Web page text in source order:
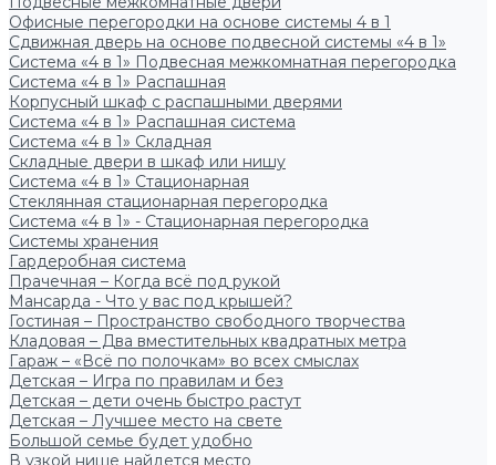
Офисные перегородки на основе системы 4 в 1
Сдвижная дверь на основе подвесной системы «4 в 1»
Система «4 в 1» Подвесная межкомнатная перегородка
Система «4 в 1» Распашная
Корпусный шкаф с распашными дверями
Система «4 в 1» Распашная система
Система «4 в 1» Складная
Складные двери в шкаф или нишу
Система «4 в 1» Стационарная
Стеклянная стационарная перегородка
Система «4 в 1» - Стационарная перегородка
Системы хранения
Гардеробная система
Прачечная – Когда всё под рукой
Мансарда - Что у вас под крышей?
Гостиная – Пространство свободного творчества
Кладовая – Два вместительных квадратных метра
Гараж – «Всё по полочкам» во всех смыслах
Детская – Игра по правилам и без
Детская – дети очень быстро растут
Детская – Лучшее место на свете
Большой семье будет удобно
В узкой нише найдется место